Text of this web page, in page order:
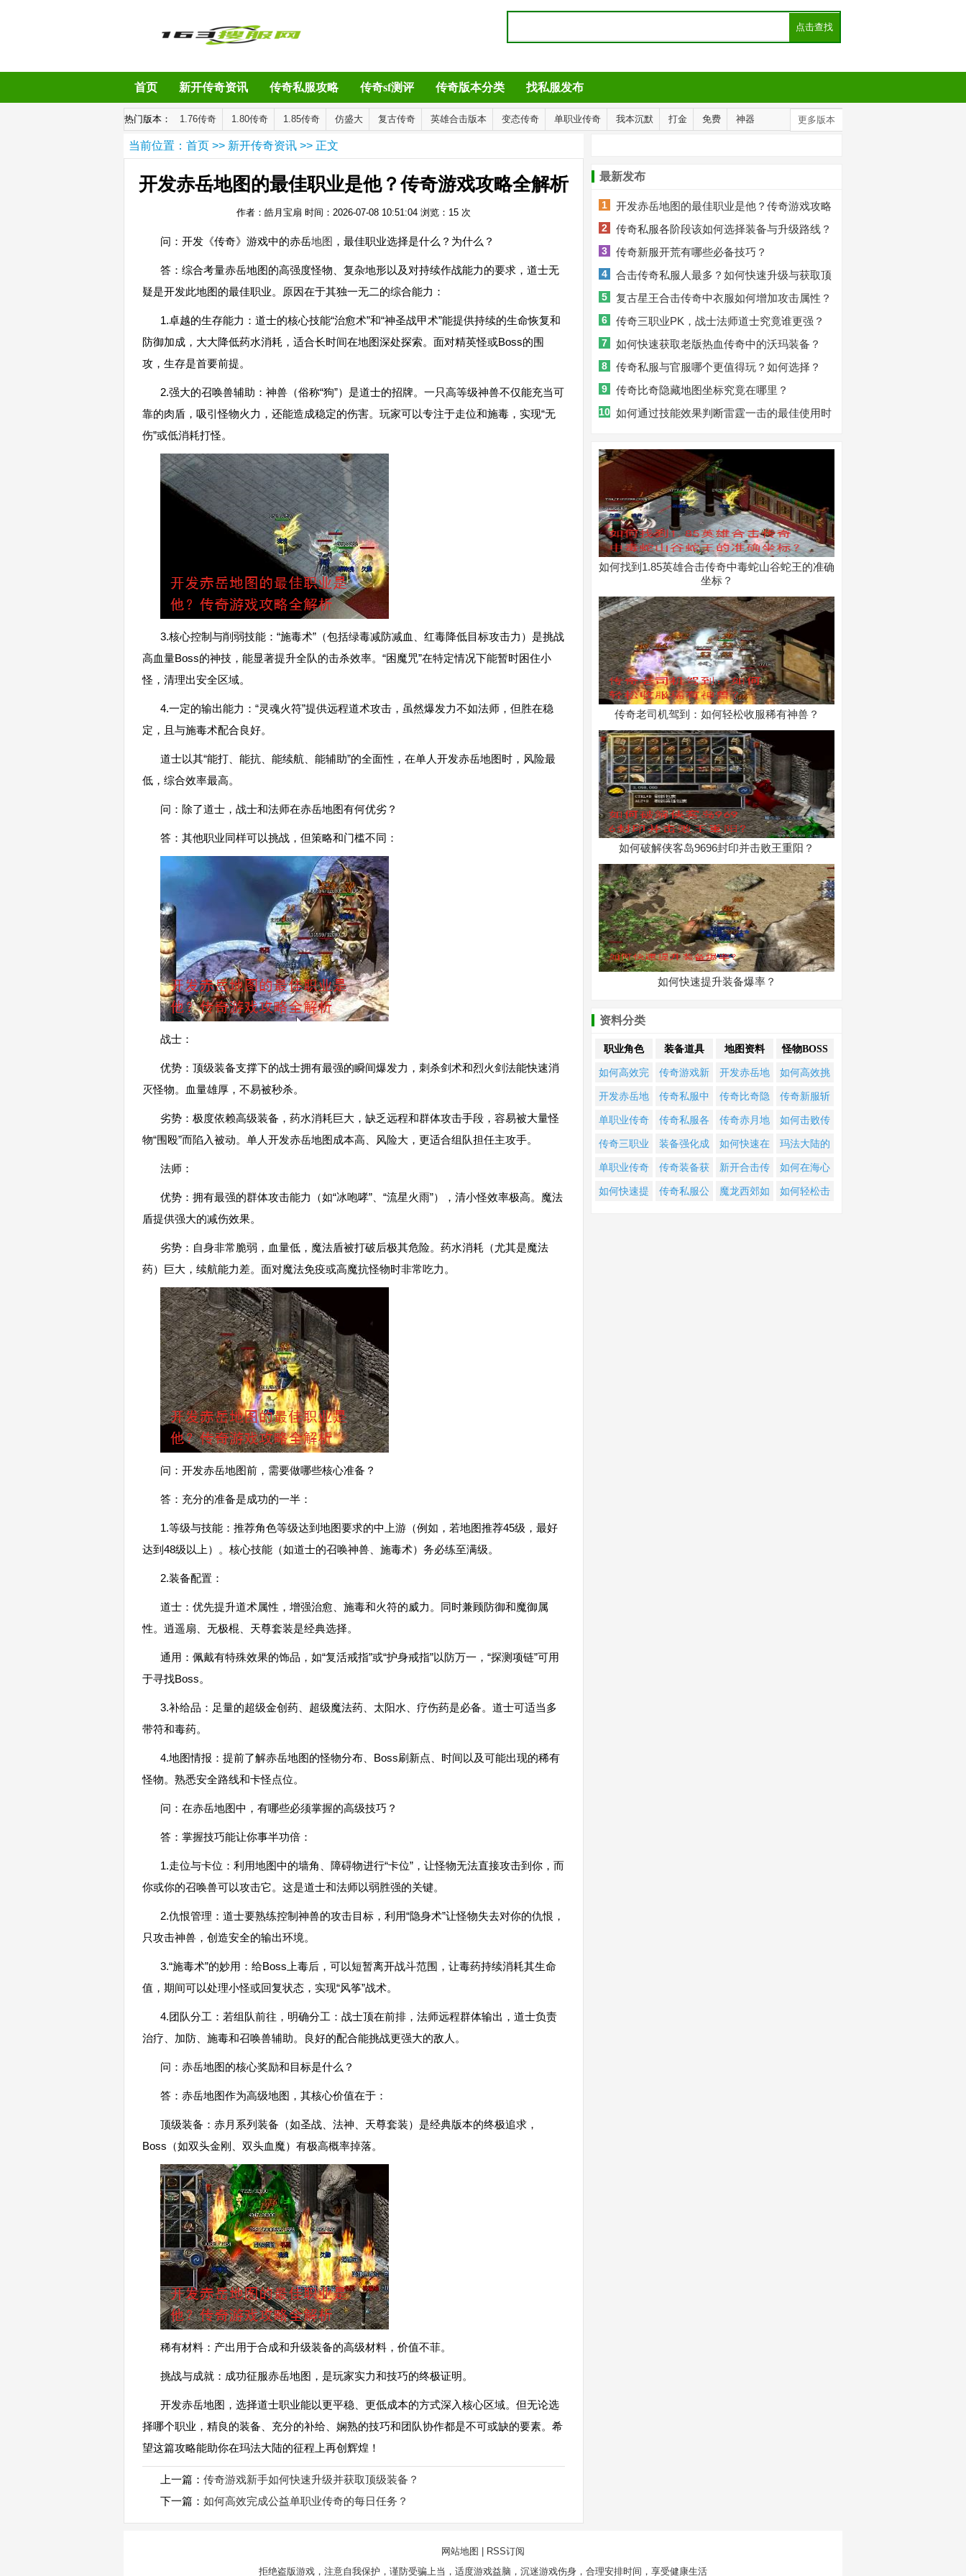
首页 新开传奇资讯 传奇私服攻略 传奇sf测评 传奇版本分类 找私服发布
热门版本： 1.76传奇 1.80传奇 1.85传奇 仿盛大 复古传奇 英雄合击版本 变态传奇 单职业传奇 我本沉默 打金 免费 神器 更多版本
当前位置： 首页 >> 新开传奇资讯 >> 正文
开发赤岳地图的最佳职业是他？传奇游戏攻略全解析
作者：皓月宝扇 时间：2026-07-08 10:51:04 浏览： 15 次
问：开发《传奇》游戏中的赤岳地图 ，最佳职业选择是什么？为什么？
答：综合考量赤岳地图的高强度怪物、复杂地形以及对持续作战能力的要求，道士无
疑是开发此地图的最佳职业。原因在于其独一无二的综合能力：
1.卓越的生存能力：道士的核心技能“治愈术”和“神圣战甲术”能提供持续的生命恢复和
防御加成，大大降低药水消耗，适合长时间在地图深处探索。面对精英怪或Boss的围
攻，生存是首要前提。
2.强大的召唤兽辅助：神兽（俗称“狗”）是道士的招牌。一只高等级神兽不仅能充当可
靠的肉盾，吸引怪物火力，还能造成稳定的伤害。玩家可以专注于走位和施毒，实现“无
伤”或低消耗打怪。
3.核心控制与削弱技能：“施毒术”（包括绿毒减防减血、红毒降低目标攻击力）是挑战
高血量Boss的神技，能显著提升全队的击杀效率。“困魔咒”在特定情况下能暂时困住小
怪，清理出安全区域。
4.一定的输出能力：“灵魂火符”提供远程道术攻击，虽然爆发力不如法师，但胜在稳
定，且与施毒术配合良好。
道士以其“能打、能抗、能续航、能辅助”的全面性，在单人开发赤岳地图时，风险最
低，综合效率最高。
问：除了道士，战士和法师在赤岳地图有何优劣？
答：其他职业同样可以挑战，但策略和门槛不同：
战士：
优势：顶级装备支撑下的战士拥有最强的瞬间爆发力，刺杀剑术和烈火剑法能快速消
灭怪物。血量雄厚，不易被秒杀。
劣势：极度依赖高级装备，药水消耗巨大，缺乏远程和群体攻击手段，容易被大量怪
物“围殴”而陷入被动。单人开发赤岳地图成本高、风险大，更适合组队担任主攻手。
法师：
优势：拥有最强的群体攻击能力（如“冰咆哮”、“流星火雨”），清小怪效率极高。魔法
盾提供强大的减伤效果。
劣势：自身非常脆弱，血量低，魔法盾被打破后极其危险。药水消耗（尤其是魔法
药）巨大，续航能力差。面对魔法免疫或高魔抗怪物时非常吃力。
问：开发赤岳地图前，需要做哪些核心准备？
答：充分的准备是成功的一半：
1.等级与技能：推荐角色等级达到地图要求的中上游（例如，若地图推荐45级，最好
达到48级以上）。核心技能（如道士的召唤神兽、施毒术）务必练至满级。
2.装备配置：
道士：优先提升道术属性，增强治愈、施毒和火符的威力。同时兼顾防御和魔御属
性。逍遥扇、无极棍、天尊套装是经典选择。
通用：佩戴有特殊效果的饰品，如“复活戒指”或“护身戒指”以防万一，“探测项链”可用
于寻找Boss。
3.补给品：足量的超级金创药、超级魔法药、太阳水、疗伤药是必备。道士可适当多
带符和毒药。
4.地图情报：提前了解赤岳地图的怪物分布、Boss刷新点、时间以及可能出现的稀有
怪物。熟悉安全路线和卡怪点位。
问：在赤岳地图中，有哪些必须掌握的高级技巧？
答：掌握技巧能让你事半功倍：
1.走位与卡位：利用地图中的墙角、障碍物进行“卡位”，让怪物无法直接攻击到你，而
你或你的召唤兽可以攻击它。这是道士和法师以弱胜强的关键。
2.仇恨管理：道士要熟练控制神兽的攻击目标，利用“隐身术”让怪物失去对你的仇恨，
只攻击神兽，创造安全的输出环境。
3.“施毒术”的妙用：给Boss上毒后，可以短暂离开战斗范围，让毒药持续消耗其生命
值，期间可以处理小怪或回复状态，实现“风筝”战术。
4.团队分工：若组队前往，明确分工：战士顶在前排，法师远程群体输出，道士负责
治疗、加防、施毒和召唤兽辅助。良好的配合能挑战更强大的敌人。
问：赤岳地图的核心奖励和目标是什么？
答：赤岳地图作为高级地图，其核心价值在于：
顶级装备：赤月系列装备（如圣战、法神、天尊套装）是经典版本的终极追求，
Boss（如双头金刚、双头血魔）有极高概率掉落。
稀有材料：产出用于合成和升级装备的高级材料，价值不菲。
挑战与成就：成功征服赤岳地图，是玩家实力和技巧的终极证明。
开发赤岳地图，选择道士职业能以更平稳、更低成本的方式深入核心区域。但无论选
择哪个职业，精良的装备、充分的补给、娴熟的技巧和团队协作都是不可或缺的要素。希
望这篇攻略能助你在玛法大陆的征程上再创辉煌！
上一篇： 传奇游戏新手如何快速升级并获取顶级装备？
下一篇： 如何高效完成公益单职业传奇的每日任务？
最新发布
1
开发赤岳地图的最佳职业是他？传奇游戏攻略
全解析
2 传奇私服各阶段该如何选择装备与升级路线？
3 传奇新服开荒有哪些必备技巧？
4
合击传奇私服人最多？如何快速升级与获取顶
级装备？
5 复古星王合击传奇中衣服如何增加攻击属性？
6 传奇三职业PK，战士法师道士究竟谁更强？
7 如何快速获取老版热血传奇中的沃玛装备？
8 传奇私服与官服哪个更值得玩？如何选择？
9 传奇比奇隐藏地图坐标究竟在哪里？
10 如何通过技能效果判断雷霆一击的最佳使用时
如何找到1.85英雄合击传奇中毒蛇山谷蛇王的准确
坐标？
传奇老司机驾到：如何轻松收服稀有神兽？
如何破解侠客岛9696封印并击败王重阳？
如何快速提升装备爆率？
资料分类
职业角色
如何高效完
成公益单职
业传奇的每
开发赤岳地
图的最佳职
业是他？传
单职业传奇
版本中如何
快速提升角
传奇三职业
PK，战士法
师道士究竟
单职业传奇
中，砍刀和
如何快速提
装备道具
传奇游戏新
手如何快速
升级并获取
传奇私服中
如何快速提
升角色战斗
何技巧？
传奇私服各
阶段该如何
选择装备与
装备强化成
本如何精打
细算？这份
传奇装备获
取攻略：顶
传奇私服公
地图资料
开发赤岳地
图的最佳职
业是他？传
传奇比奇隐
藏地图坐标
究竟在哪
传奇赤月地
图怎么打？
最新攻略技
如何快速在
绝龙荒漠刷
取魔幻林地
新开合击传
奇中罗刹怪
魔龙西郊如
怪物BOSS
如何高效挑
战传奇私服
中的终极
传奇新服斩
龙攻略？如
何轻松击败
如何击败传
奇新服终极
BOSS？高难
玛法大陆的
千年诅咒如
何破解？黑
如何在海心
崖258238世
如何轻松击
网站地图
RSS订阅
拒绝盗版游戏，注意自我保护，谨防受骗上当，适度游戏益脑，沉迷游戏伤身，合理安排时间，享受健康生活